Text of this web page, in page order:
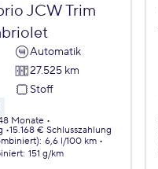
JCW Trim
Automatik
27.525 km
Stoff
Monate
15.168 € Schlusszahlung
: 6,6 l/100 km
: 151 g/km